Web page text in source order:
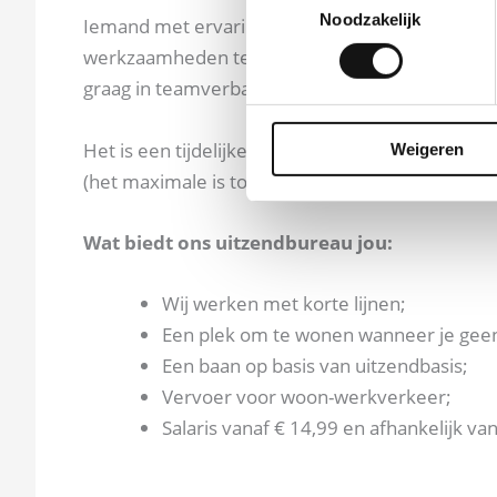
Noodzakelijk
Weigeren
Iemand met ervaring is zeker welkom maar is
werkzaamheden te verrichten en houdt van
graag in teamverband.
Het is een tijdelijke functie en afhankelijk van
(het maximale is tot september/oktober)
Wat biedt ons uitzendbureau jou:
Wij werken met korte lijnen;
Een plek om te wonen wanneer je
Een baan op basis van uitzendbasis;
Vervoer voor woon-werkverkeer;
Salaris vanaf € 14,99 en afhankelijk